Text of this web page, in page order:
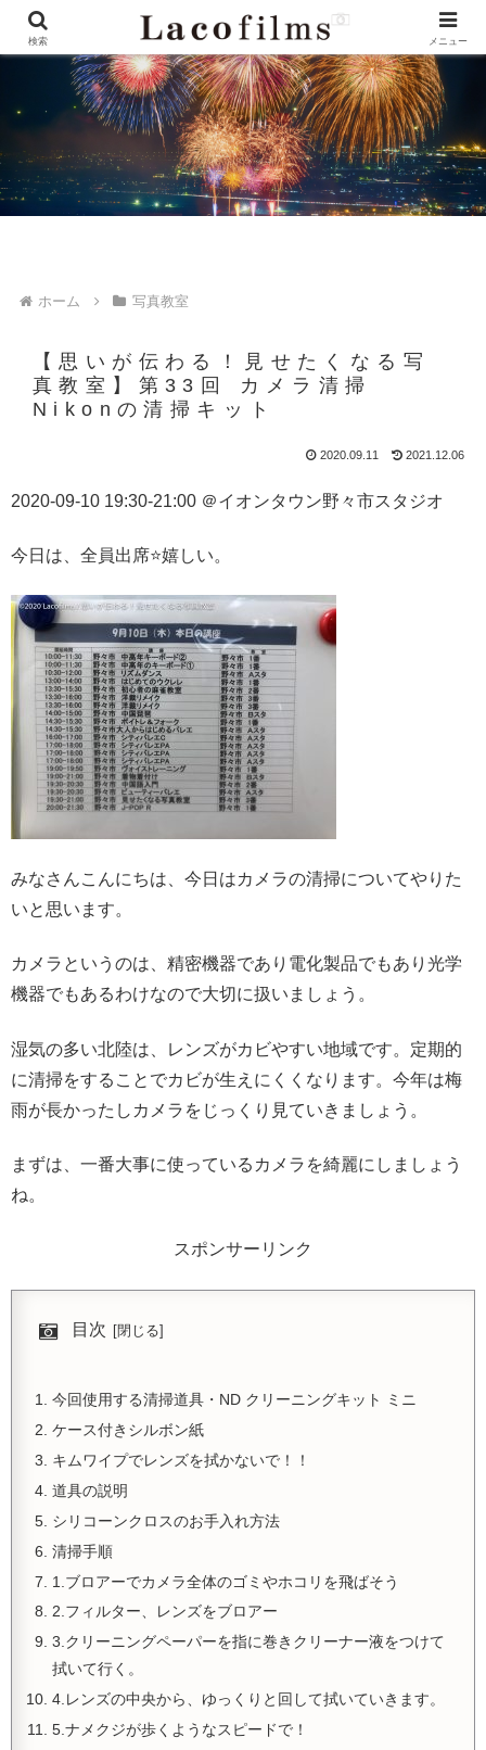
ホーム 写真教室
【思いが伝わる！見せたくなる写
真教室】第33回 カメラ清掃
Nikonの清掃キット
2020.09.11 2021.12.06
2020-09-10 19:30-21:00 ＠イオンタウン野々市スタジオ
今日は、全員出席⭐️嬉しい。
みなさんこんにちは、今日はカメラの清掃についてやりた
いと思います。
カメラというのは、精密機器であり電化製品でもあり光学
機器でもあるわけなので大切に扱いましょう。
湿気の多い北陸は、レンズがカビやすい地域です。定期的
に清掃をすることでカビが生えにくくなります。今年は梅
雨が長かったしカメラをじっくり見ていきましょう。
まずは、一番大事に使っているカメラを綺麗にしましょう
ね。
スポンサーリンク
目次
今回使用する清掃道具・ND クリーニングキット ミニ
ケース付きシルボン紙
キムワイプでレンズを拭かないで！！
道具の説明
シリコーンクロスのお手入れ方法
清掃手順
1.ブロアーでカメラ全体のゴミやホコリを飛ばそう
2.フィルター、レンズをブロアー
3.クリーニングペーパーを指に巻きクリーナー液をつけて
拭いて行く。
4.レンズの中央から、ゆっくりと回して拭いていきます。
5.ナメクジが歩くようなスピードで！
検索 メニュー